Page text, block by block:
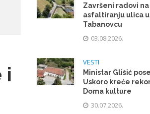
i
Završeni radovi na
asfaltiranju ulica u
Tabanovcu
03.08.2026.
VESTI
Ministar Glišić
Uskoro kreće
Doma kulture
30.07.2026.